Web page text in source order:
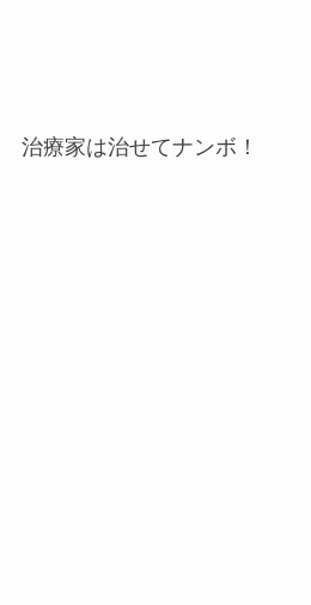
治療家は治せてナンボ！